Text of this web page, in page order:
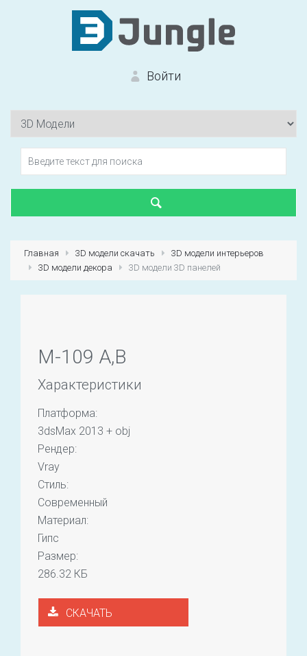
Войти
Первый раз?
Главная 3D модели скачать
3D модели интерьеров
3D модели декора
3D модели 3D панелей
M-109 A,B
Характеристики
Платформа:
3dsMax 2013 + obj
Рендер:
Vray
Стиль:
Современный
Материал:
Гипс
Размер:
286.32 КБ
СКАЧАТЬ